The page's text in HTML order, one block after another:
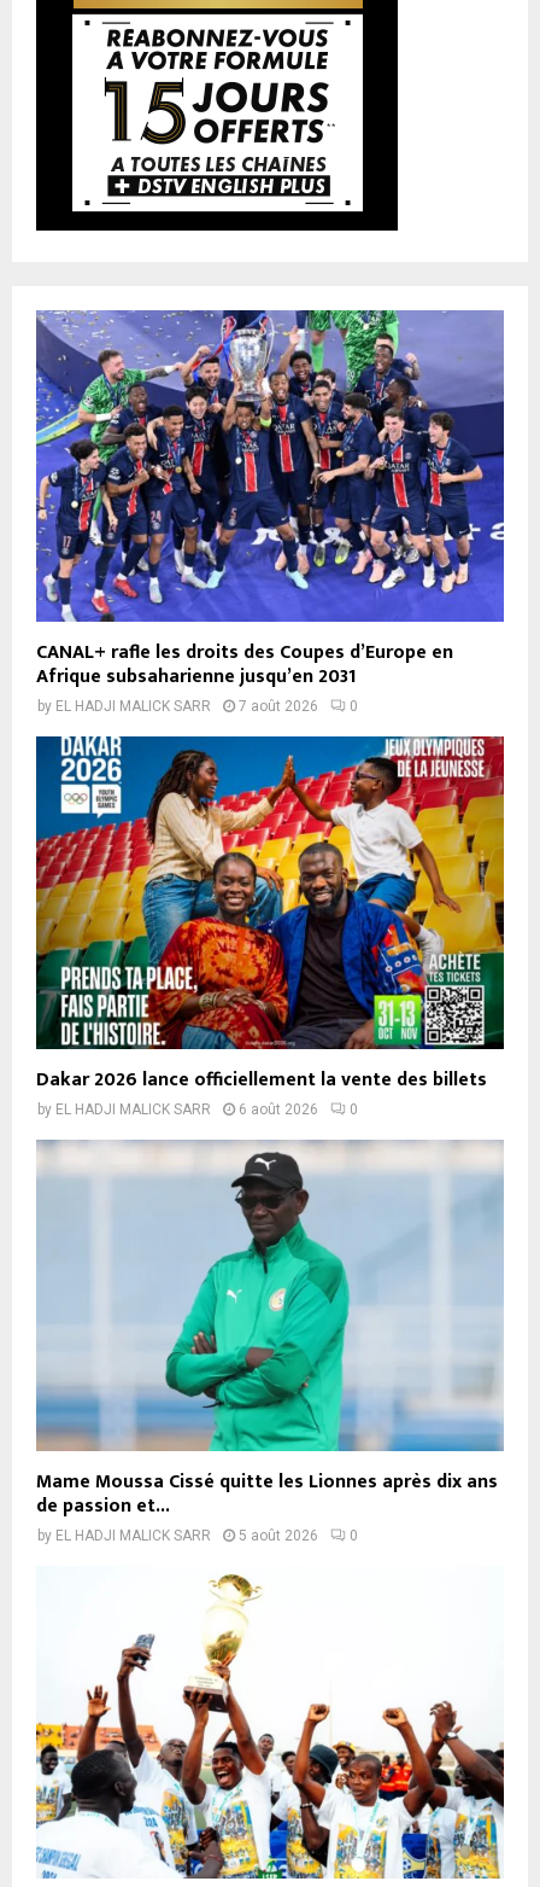
CANAL+ rafle les droits des Coupes d’Europe en
Afrique subsaharienne jusqu’en 2031
by EL HADJI MALICK SARR 7 août 2026 0
Dakar 2026 lance officiellement la vente des billets
by EL HADJI MALICK SARR 6 août 2026 0
Mame Moussa Cissé quitte les Lionnes après dix ans
de passion et...
by EL HADJI MALICK SARR 5 août 2026 0